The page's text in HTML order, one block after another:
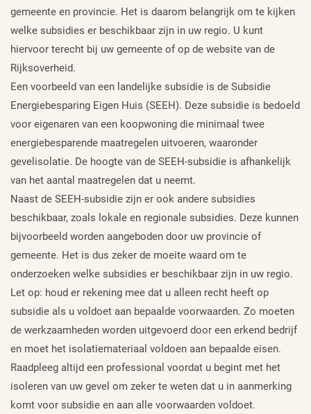
gemeente en provincie. Het is daarom belangrijk om te kijken
welke subsidies er beschikbaar zijn in uw regio. U kunt
hiervoor terecht bij uw gemeente of op de website van de
Rijksoverheid.
Een voorbeeld van een landelijke subsidie is de Subsidie
Energiebesparing Eigen Huis (SEEH). Deze subsidie is bedoeld
voor eigenaren van een koopwoning die minimaal twee
energiebesparende maatregelen uitvoeren, waaronder
gevelisolatie. De hoogte van de SEEH-subsidie is afhankelijk
van het aantal maatregelen dat u neemt.
Naast de SEEH-subsidie zijn er ook andere subsidies
beschikbaar, zoals lokale en regionale subsidies. Deze kunnen
bijvoorbeeld worden aangeboden door uw provincie of
gemeente. Het is dus zeker de moeite waard om te
onderzoeken welke subsidies er beschikbaar zijn in uw regio.
Let op: houd er rekening mee dat u alleen recht heeft op
subsidie als u voldoet aan bepaalde voorwaarden. Zo moeten
de werkzaamheden worden uitgevoerd door een erkend bedrijf
en moet het isolatiemateriaal voldoen aan bepaalde eisen.
Raadpleeg altijd een professional voordat u begint met het
isoleren van uw gevel om zeker te weten dat u in aanmerking
komt voor subsidie en aan alle voorwaarden voldoet.